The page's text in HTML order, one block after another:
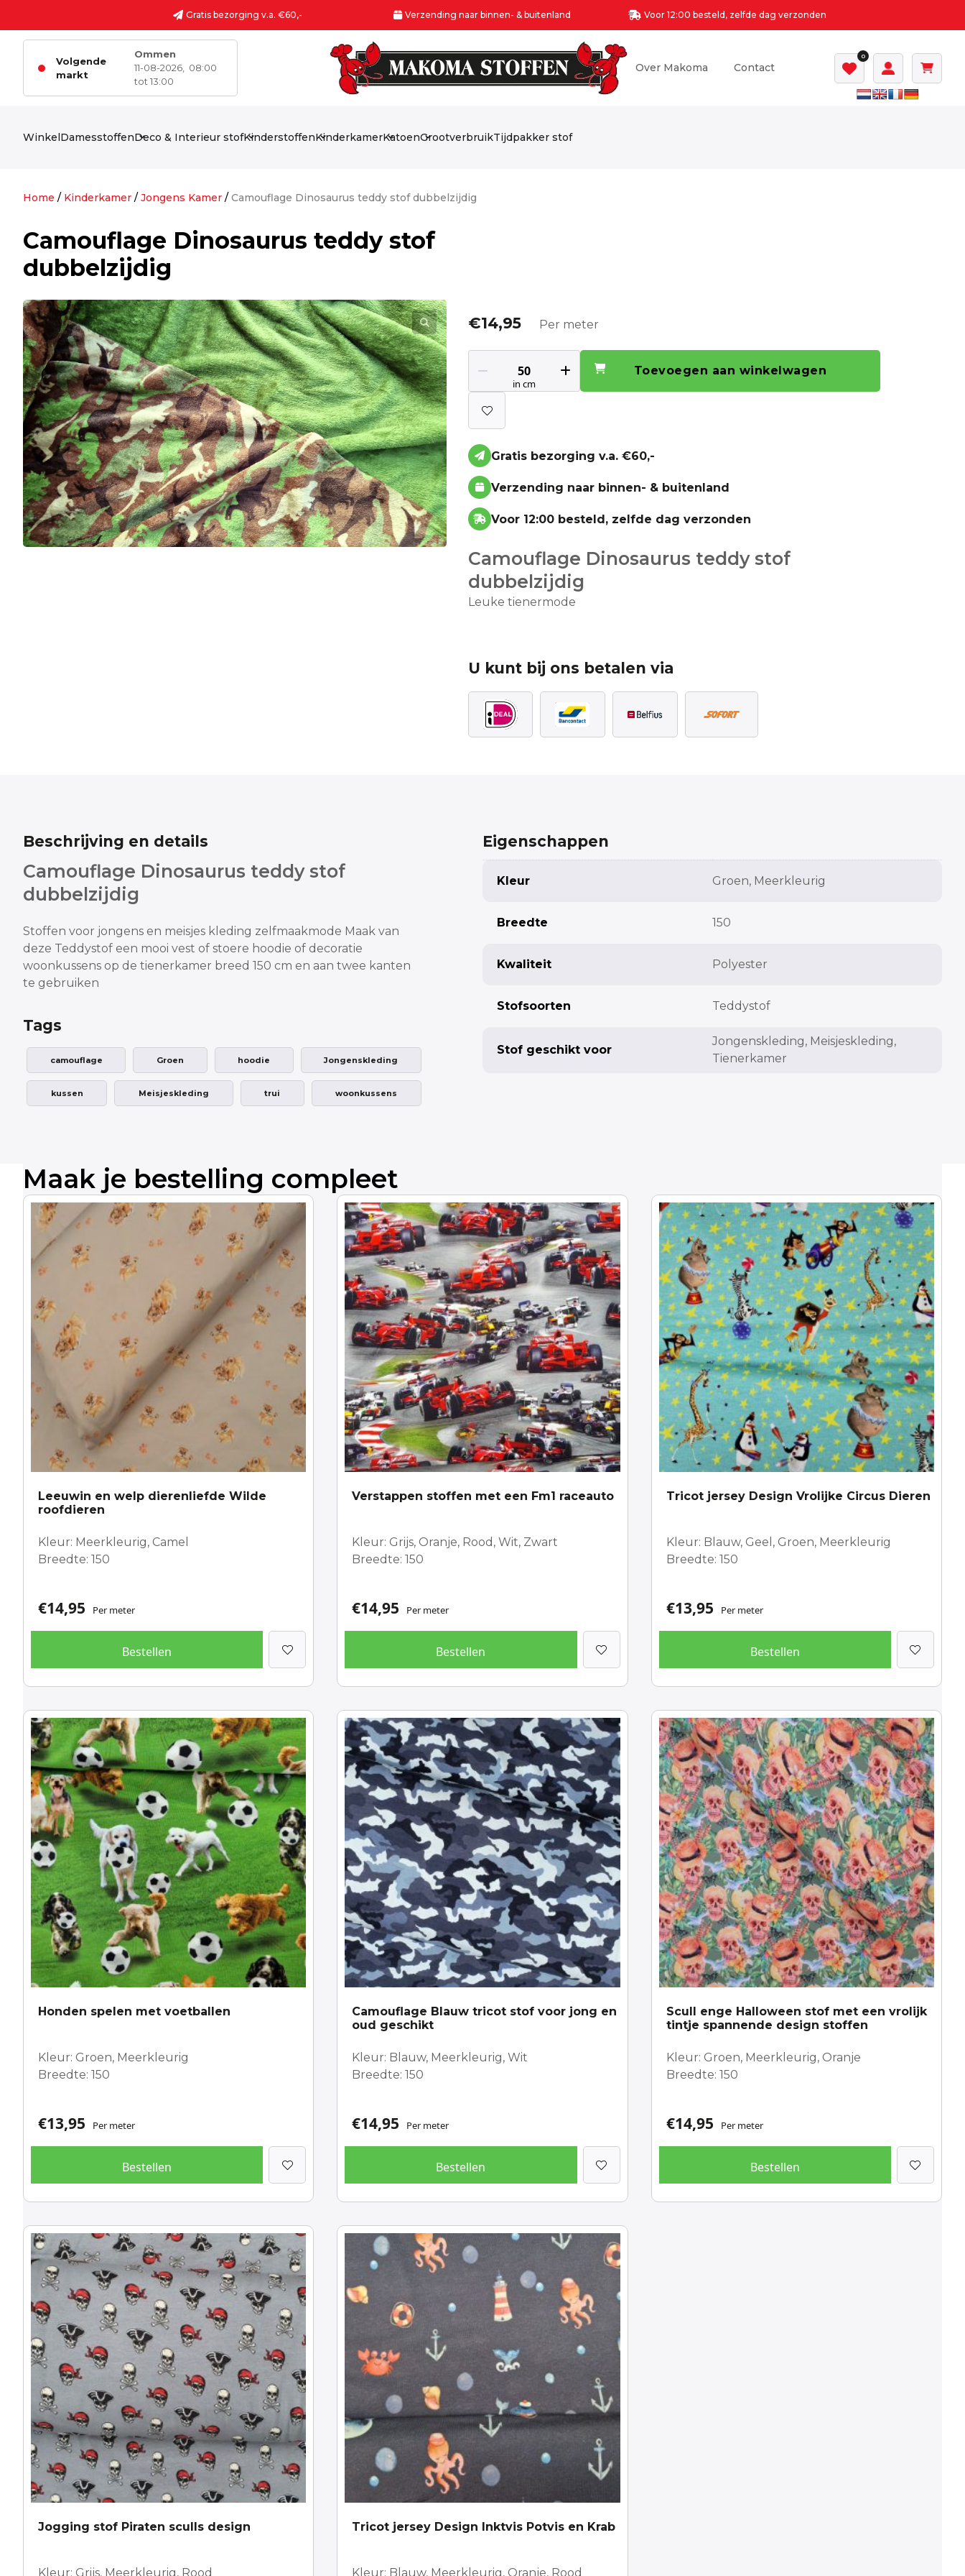
Gratis bezorging v.a. €60,- Verzending naar binnen- & buitenland Voor 12:00 besteld, zelfde dag verzonden
Volgende
markt
Ommen
11-08-2026,
08:00
tot 13:00
Over Makoma Contact
0
WinkelDamesstoffenDeco & Interieur stofKinderstoffenKinderkamerKatoenGrootverbruikTijdpakker stof
Home / Kinderkamer / Jongens Kamer / Camouflage Dinosaurus teddy stof dubbelzijdig
Camouflage Dinosaurus teddy stof
dubbelzijdig
€14,95 Per meter
Toevoegen aan winkelwagen
Gratis bezorging v.a. €60,-
Verzending naar binnen- & buitenland
Voor 12:00 besteld, zelfde dag verzonden
Camouflage Dinosaurus teddy stof
dubbelzijdig
Leuke tienermode
U kunt bij ons betalen via
Beschrijving en details
Camouflage Dinosaurus teddy stof
dubbelzijdig
Stoffen voor jongens en meisjes kleding zelfmaakmode Maak van
deze Teddystof een mooi vest of stoere hoodie of decoratie
woonkussens op de tienerkamer breed 150 cm en aan twee kanten
te gebruiken
Tags
camouflage Groen hoodie Jongenskleding
kussen Meisjeskleding trui woonkussens
Eigenschappen
Kleur Groen, Meerkleurig
Breedte 150
Kwaliteit Polyester
Stofsoorten Teddystof
Stof geschikt voor
Jongenskleding, Meisjeskleding,
Tienerkamer
Maak je bestelling compleet
Leeuwin en welp dierenliefde Wilde
roofdieren
Kleur: Meerkleurig, Camel
Breedte: 150
€14,95 Per meter
Bestellen
Verstappen stoffen met een Fm1 raceauto
Kleur: Grijs, Oranje, Rood, Wit, Zwart
Breedte: 150
€14,95 Per meter
Bestellen
Tricot jersey Design Vrolijke Circus Dieren
Kleur: Blauw, Geel, Groen, Meerkleurig
Breedte: 150
€13,95 Per meter
Bestellen
Honden spelen met voetballen
Kleur: Groen, Meerkleurig
Breedte: 150
€13,95 Per meter
Bestellen
Camouflage Blauw tricot stof voor jong en
oud geschikt
Kleur: Blauw, Meerkleurig, Wit
Breedte: 150
€14,95 Per meter
Bestellen
Scull enge Halloween stof met een vrolijk
tintje spannende design stoffen
Kleur: Groen, Meerkleurig, Oranje
Breedte: 150
€14,95 Per meter
Bestellen
Jogging stof Piraten sculls design
Kleur: Grijs, Meerkleurig, Rood
Tricot jersey Design Inktvis Potvis en Krab
Kleur: Blauw, Meerkleurig, Oranje, Rood